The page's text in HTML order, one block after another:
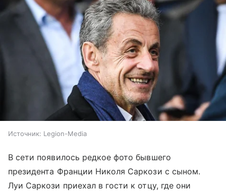
Источник: Legion-Media
В сети появилось редкое фото бывшего
президента Франции Николя Саркози с сыном.
Луи Саркози приехал в гости к отцу, где они